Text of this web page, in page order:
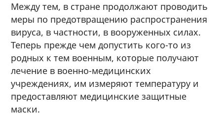
Между тем, в стране продолжают проводить
меры по предотвращению распространения
вируса, в частности, в вооруженных силах.
Теперь прежде чем допустить кого-то из
родных к тем военным, которые получают
лечение в военно-медицинских
учреждениях, им измеряют температуру и
предоставляют медицинские защитные
маски.